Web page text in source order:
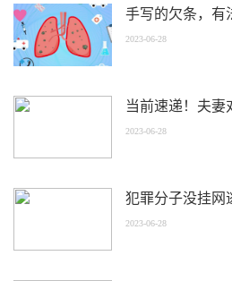
手写的欠条，有
2023-06-28
当前速递！夫妻
2023-06-28
犯罪分子没挂网
2023-06-28